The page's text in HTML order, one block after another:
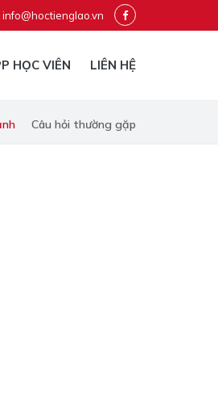
info@hoctienglao.vn
HỌC VIÊN LIÊN HỆ
Câu hỏi thường gặp